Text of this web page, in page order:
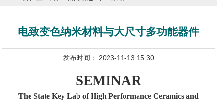
电致变色纳米材料与大尺寸多功能器件
发布时间： 2023-11-13 15:30
SEMINAR
The State Key Lab of High Performance Ceramics and